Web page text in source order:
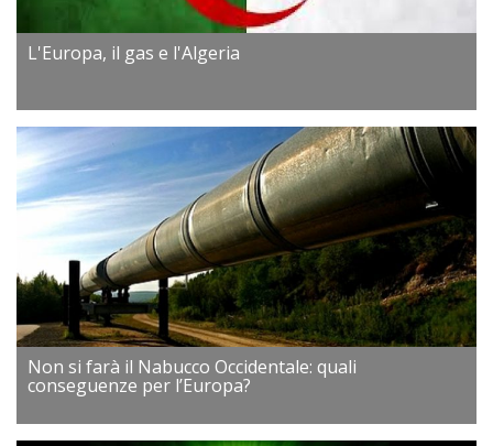
L'Europa, il gas e l'Algeria
Non si farà il Nabucco Occidentale: quali
conseguenze per l’Europa?